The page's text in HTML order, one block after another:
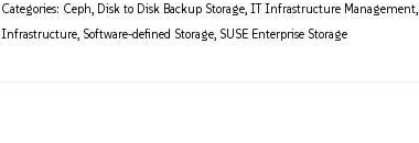
Categories: Ceph, Disk to Disk Backup Storage,IT Infrastructure Management,
Infrastructure, Software-defined Storage, SUSE Enterprise Storage